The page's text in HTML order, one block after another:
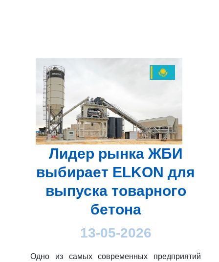
Лидер рынка ЖБИ
выбирает ELKON для
выпуска товарного
бетона
13-05-2026
Одно из самых современных предприятий